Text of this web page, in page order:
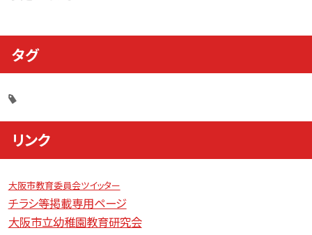
タグ
リンク
大阪市教育委員会ツイッター
チラシ等掲載専用ページ
大阪市立幼稚園教育研究会